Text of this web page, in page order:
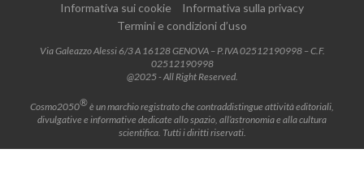
Informativa sui cookie
Informativa sulla privacy
Termini e condizioni d’uso
Via Galeazzo Alessi 6/3 A 16128 GENOVA – P.IVA 02512190998 – C.F.
02512190998
@2025 - All Right Reserved.
Cosmo2050®è un marchio registrato che contraddistingue attività editoriali,
divulgative e informative dedicate allo spazio, all’astronomia e alla cultura
scientifica. Tutti i diritti riservati.